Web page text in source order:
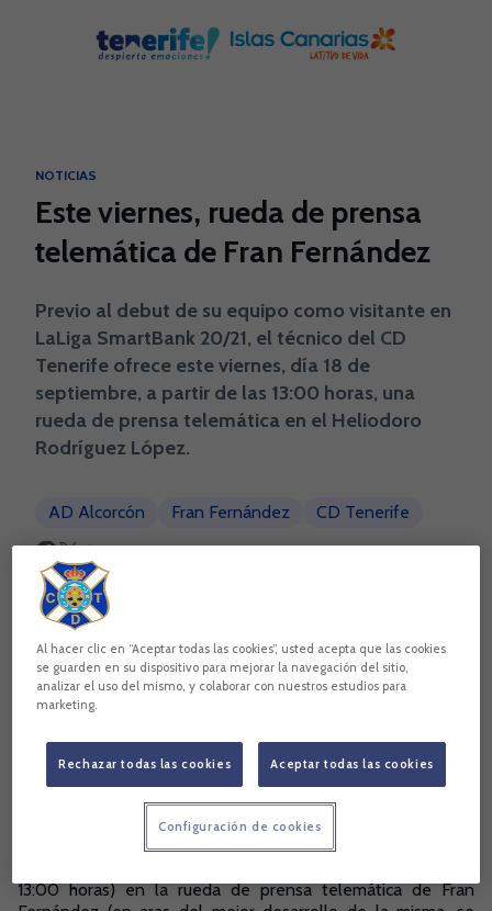
NOTICIAS
Este viernes, rueda de prensa
telemática de Fran Fernández
Previo al debut de su equipo como visitante en
LaLiga SmartBank 20/21, el técnico del CD
Tenerife ofrece este viernes, día 18 de
septiembre, a partir de las 13:00 horas, una
rueda de prensa telemática en el Heliodoro
Rodríguez López.
AD Alcorcón Fran Fernández CD Tenerife
Copiar enlace
13:00 horas) en la rueda de prensa telemática de Fran
Al hacer clic en “Aceptar todas las cookies”, usted acepta que las cookies
se guarden en su dispositivo para mejorar la navegación del sitio,
analizar el uso del mismo, y colaborar con nuestros estudios para
marketing.
Rechazar todas las cookies Aceptar todas las cookies
Configuración de cookies